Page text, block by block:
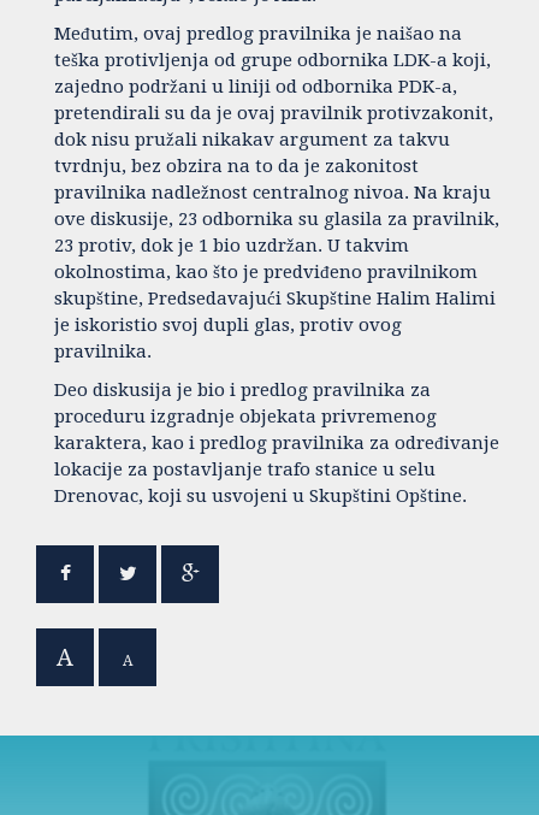
Međutim, ovaj predlog pravilnika je naišao na
teška protivljenja od grupe odbornika LDK-a koji,
zajedno podržani u liniji od odbornika PDK-a,
pretendirali su da je ovaj pravilnik protivzakonit,
dok nisu pružali nikakav argument za takvu
tvrdnju, bez obzira na to da je zakonitost
pravilnika nadležnost centralnog nivoa. Na kraju
ove diskusije, 23 odbornika su glasila za pravilnik,
23 protiv, dok je 1 bio uzdržan. U takvim
okolnostima, kao što je predviđeno pravilnikom
skupštine, Predsedavajući Skupštine Halim Halimi
je iskoristio svoj dupli glas, protiv ovog
pravilnika.
Deo diskusija je bio i predlog pravilnika za
proceduru izgradnje objekata privremenog
karaktera, kao i predlog pravilnika za određivanje
lokacije za postavljanje trafo stanice u selu
Drenovac, koji su usvojeni u Skupštini Opštine.
A A